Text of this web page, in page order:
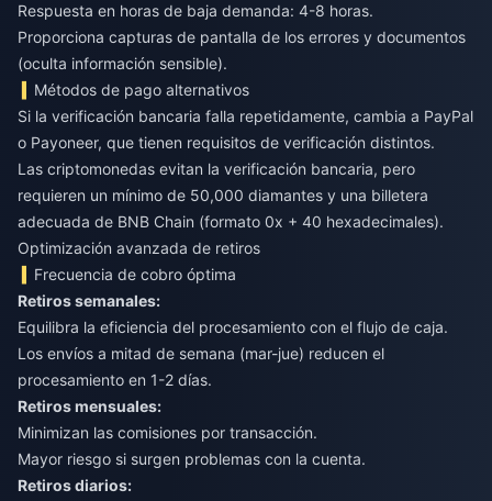
Respuesta en horas de baja demanda: 4-8 horas.
Proporciona capturas de pantalla de los errores y documentos
(oculta información sensible).
Métodos de pago alternativos
Si la verificación bancaria falla repetidamente, cambia a PayPal
o Payoneer, que tienen requisitos de verificación distintos.
Las criptomonedas evitan la verificación bancaria, pero
requieren un mínimo de 50,000 diamantes y una billetera
adecuada de BNB Chain (formato 0x + 40 hexadecimales).
Optimización avanzada de retiros
Frecuencia de cobro óptima
Retiros semanales:
Equilibra la eficiencia del procesamiento con el flujo de caja.
Los envíos a mitad de semana (mar-jue) reducen el
procesamiento en 1-2 días.
Retiros mensuales:
Minimizan las comisiones por transacción.
Mayor riesgo si surgen problemas con la cuenta.
Retiros diarios: